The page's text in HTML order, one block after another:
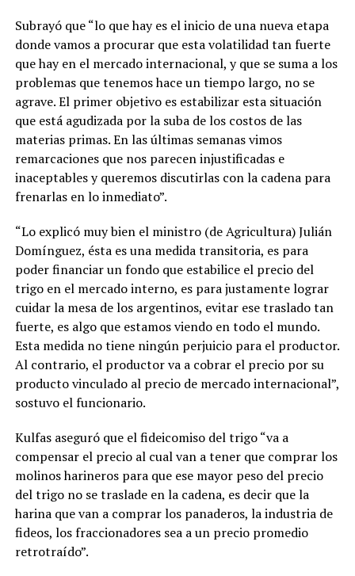
Subrayó que “lo que hay es el inicio de una nueva etapa
donde vamos a procurar que esta volatilidad tan fuerte
que hay en el mercado internacional, y que se suma a los
problemas que tenemos hace un tiempo largo, no se
agrave. El primer objetivo es estabilizar esta situación
que está agudizada por la suba de los costos de las
materias primas. En las últimas semanas vimos
remarcaciones que nos parecen injustificadas e
inaceptables y queremos discutirlas con la cadena para
frenarlas en lo inmediato”.
“Lo explicó muy bien el ministro (de Agricultura) Julián
Domínguez, ésta es una medida transitoria, es para
poder financiar un fondo que estabilice el precio del
trigo en el mercado interno, es para justamente lograr
cuidar la mesa de los argentinos, evitar ese traslado tan
fuerte, es algo que estamos viendo en todo el mundo.
Esta medida no tiene ningún perjuicio para el productor.
Al contrario, el productor va a cobrar el precio por su
producto vinculado al precio de mercado internacional”,
sostuvo el funcionario.
Kulfas aseguró que el fideicomiso del trigo “va a
compensar el precio al cual van a tener que comprar los
molinos harineros para que ese mayor peso del precio
del trigo no se traslade en la cadena, es decir que la
harina que van a comprar los panaderos, la industria de
fideos, los fraccionadores sea a un precio promedio
retrotraído”.